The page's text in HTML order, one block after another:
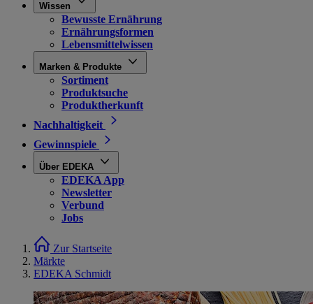
Wissen
Bewusste Ernährung
Ernährungsformen
Lebensmittelwissen
Marken & Produkte
Sortiment
Produktsuche
Produktherkunft
Nachhaltigkeit
Gewinnspiele
Über EDEKA
EDEKA App
Newsletter
Verbund
Jobs
Zur Startseite
Märkte
EDEKA Schmidt